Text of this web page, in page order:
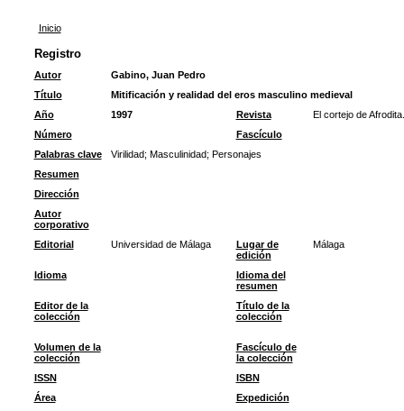
Inicio
Registro
Autor
Gabino, Juan Pedro
Título
Mitificación y realidad del eros masculino medieval
Año
1997 Revista
El cortejo de
Número
Fascículo
Palabras clave
Virilidad; Masculinidad; Personajes
Resumen
Dirección
Autor
corporativo
Editorial
Universidad de Málaga
Lugar de
edición
Málaga
Idioma
Idioma del
resumen
Editor de la
colección
Título de la
colección
Volumen de la
colección
Fascículo de
la colección
ISSN
ISBN
Área
Expedición